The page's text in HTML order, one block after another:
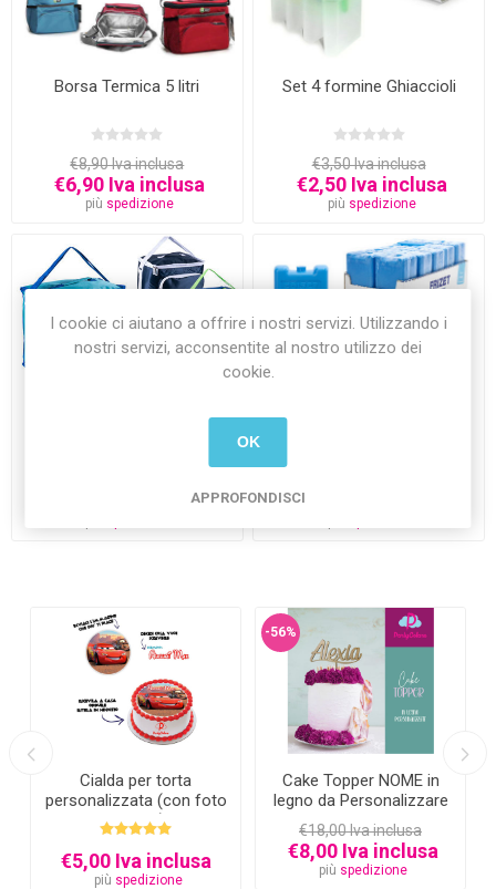
Borsa Termica 5 litri
€8,90 Iva inclusa
€6,90 Iva inclusa
più spedizione
Set 4 formine Ghiaccioli
€3,50 Iva inclusa
€2,50 Iva inclusa
più spedizione
Coveri Borsa Frigo 18 litri
€8,90 Iva inclusa
Ghiaccio sintetico 500x2
€2,50 Iva inclusa
Cialda per torta
personalizzata (con foto
e testo)
€5,00 Iva inclusa
più spedizione
-56%
Cake Topper NOME in
legno da Personalizzare
€18,00 Iva inclusa
€8,00 Iva inclusa
più spedizione
I cookie ci aiutano a offrire i nostri servizi. Utilizzando i
nostri servizi, acconsentite al nostro utilizzo dei
cookie.
OK
APPROFONDISCI